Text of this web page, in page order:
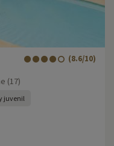
(8.6/10)
(17)
juvenil